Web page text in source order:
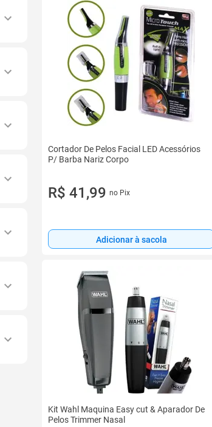
Cortador De Pelos Facial LED Acessórios
P/ Barba Nariz Corpo
R$ 41,99 no Pix
Adicionar à sacola
Kit Wahl Maquina Easy cut & Aparador De
Pelos Trimmer Nasal